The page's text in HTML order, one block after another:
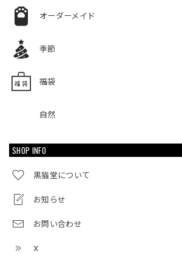
オーダーメイド
季節
福袋
自然
SHOP INFO
黒猫堂について
お知らせ
お問い合わせ
X